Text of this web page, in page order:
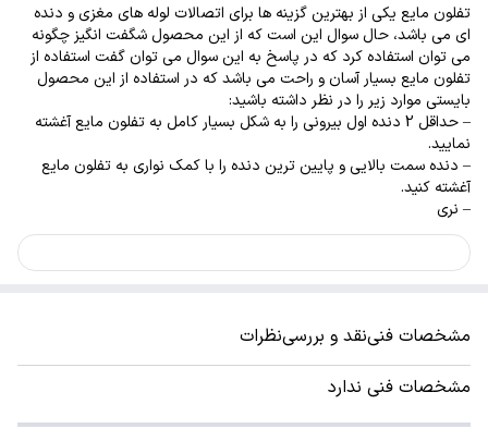
تفلون مایع یکی از بهترین گزینه ها برای اتصالات لوله های مغزی و دنده
ای می باشد، حال سوال این است که از این محصول شگفت انگیز چگونه
می توان استفاده کرد که در پاسخ به این سوال می توان گفت استفاده از
تفلون مایع بسیار آسان و راحت می باشد که در استفاده از این محصول
بایستی موارد زیر را در نظر داشته باشید:
– حداقل 2 دنده اول بیرونی را به شکل بسیار کامل به تفلون مایع آغشته
نمایید.
– دنده سمت بالایی و پایین ترین دنده را با کمک نواری به تفلون مایع
آغشته کنید.
– نری
مشخصات فنینقد و بررسینظرات
مشخصات فنی ندارد